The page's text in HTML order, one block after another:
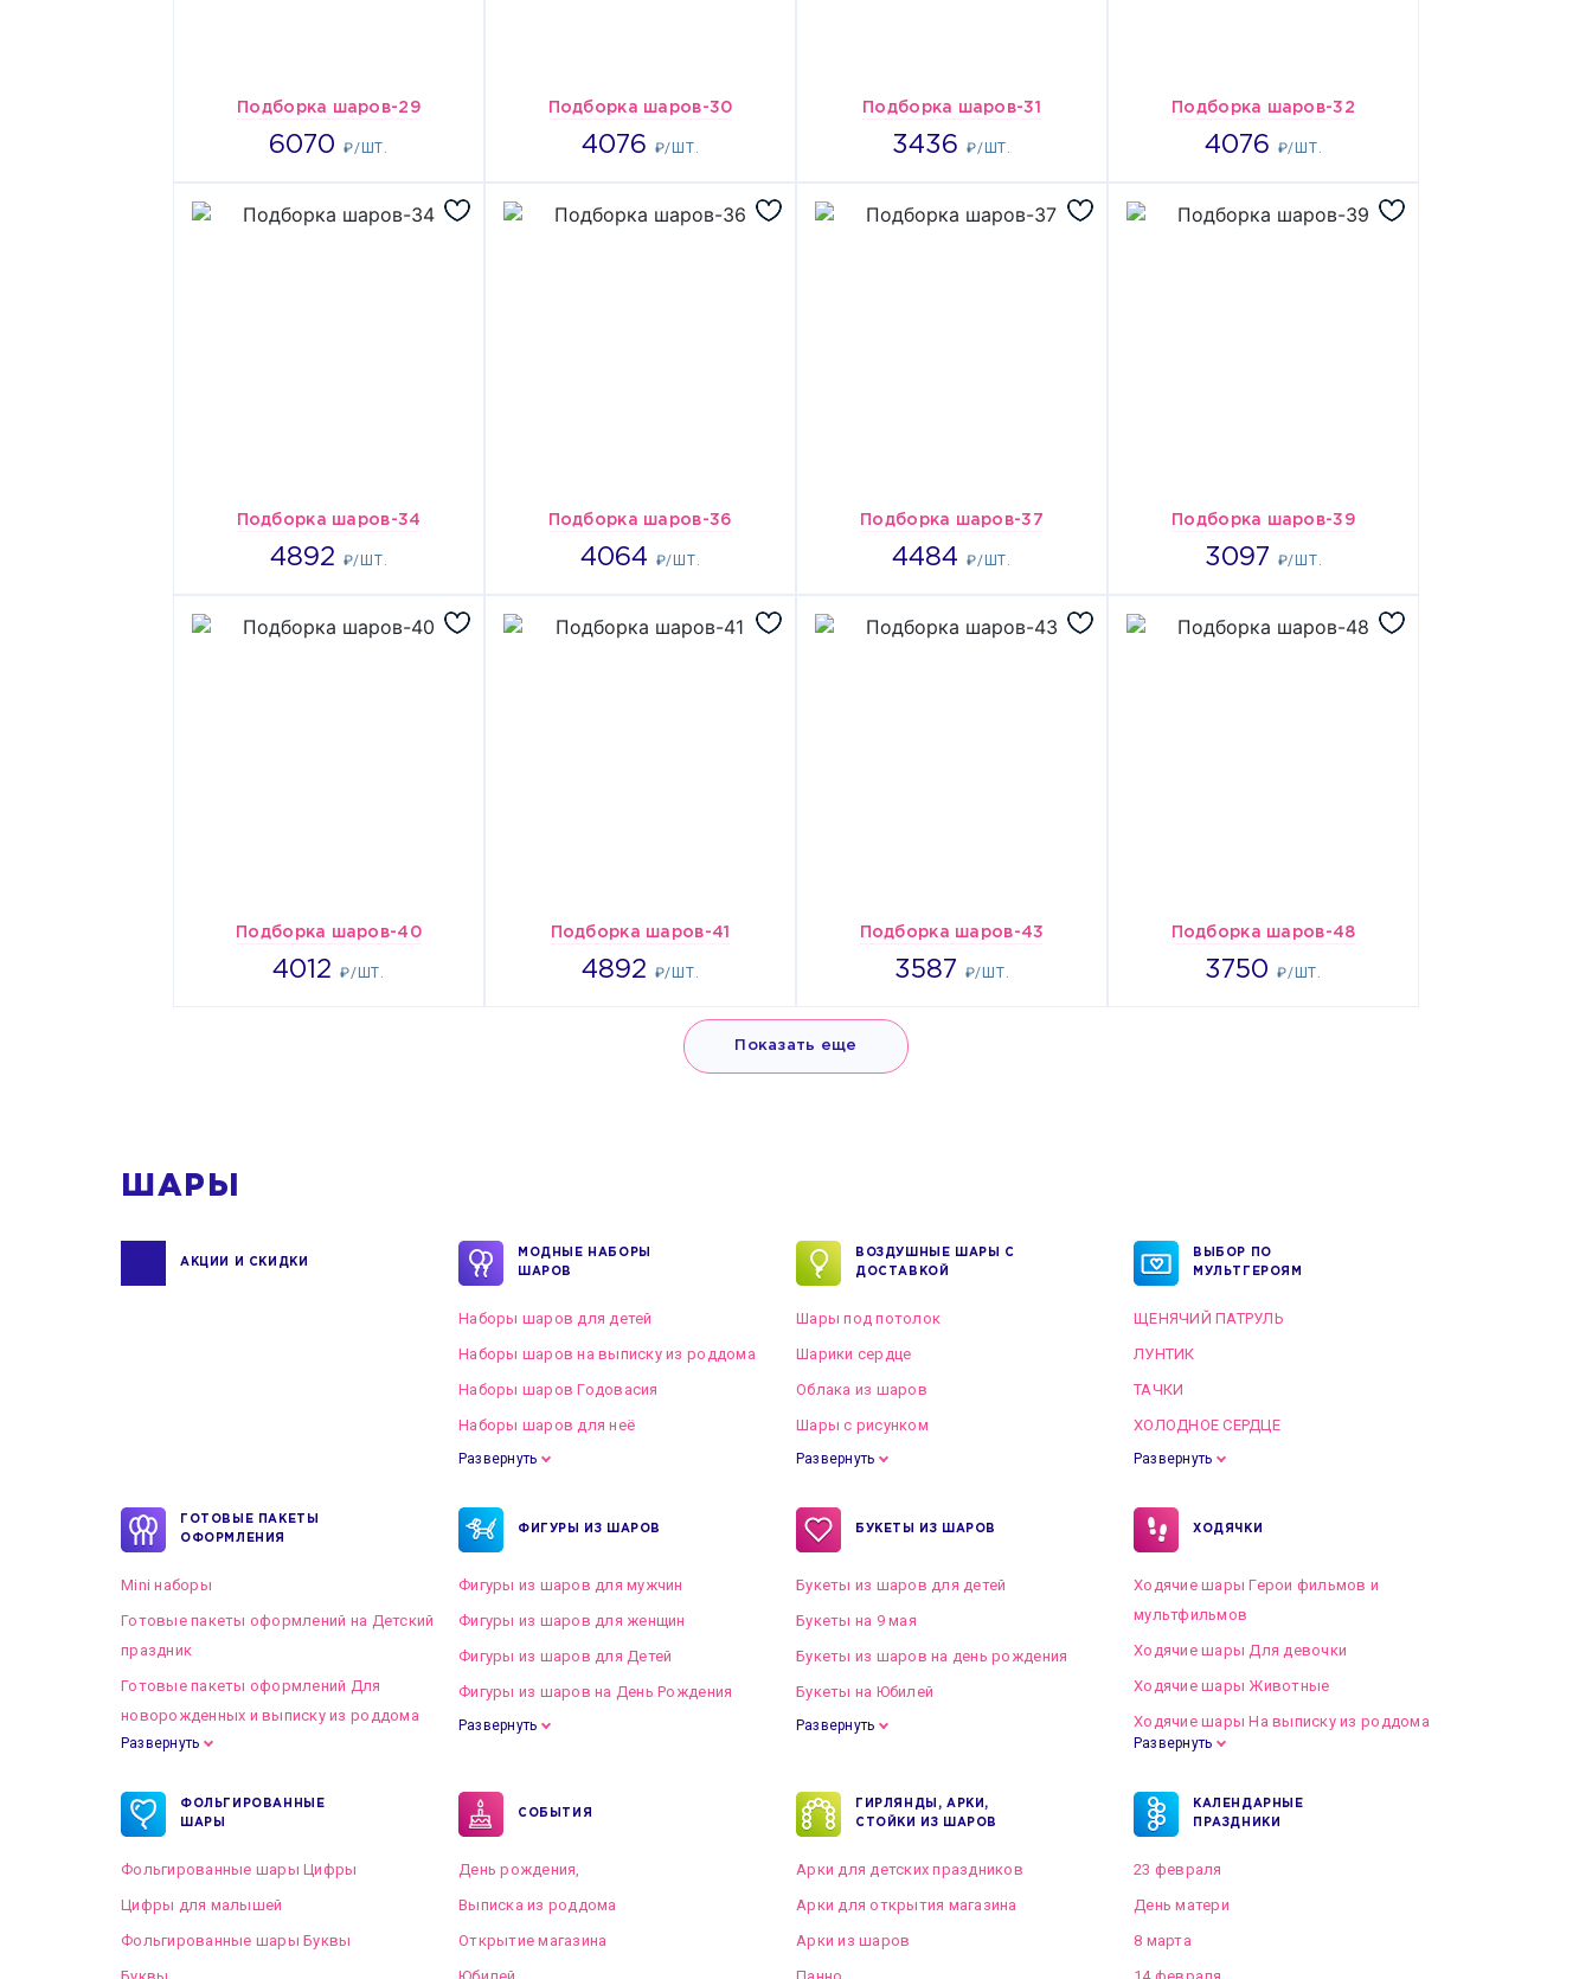
Подборка шаров-29
6070₽/ШТ.
6070 Подборка шаров-30
4076 ₽/ШТ.
4076 Подборка шаров-31
3436₽/ШТ.
3436 Подборка шаров-32
4076 ₽/ШТ.
4076
Подборка шаров-34
4892 ₽/ШТ.
4892 Подборка шаров-36
4064 ₽/ШТ.
4064 Подборка шаров-37
4484₽/ШТ.
4484 Подборка шаров-39
3097 ₽/ШТ.
3097
Подборка шаров-40
4012₽/ШТ.
4012 Подборка шаров-41
4892 ₽/ШТ.
4892 Подборка шаров-43
3587 ₽/ШТ.
3587 Подборка шаров-48
3750₽/ШТ.
3750
Показать еще
ШАРЫ
АКЦИИ И СКИДКИ
МОДНЫЕ НАБОРЫ
ШАРОВ
Наборы шаров для детей
Наборы шаров на выписку из роддома
Наборы шаров Годовасия
Наборы шаров для неё
Развернуть
ВОЗДУШНЫЕ ШАРЫ С
ДОСТАВКОЙ
Шары под потолок
Шарики сердце
Облака из шаров
Шары с рисунком
Развернуть
ВЫБОР ПО
МУЛЬТГЕРОЯМ
ЩЕНЯЧИЙ ПАТРУЛЬ
ЛУНТИК
ТАЧКИ
ХОЛОДНОЕ СЕРДЦЕ
Развернуть
ГОТОВЫЕ ПАКЕТЫ
ОФОРМЛЕНИЯ
Mini наборы
Готовые пакеты оформлений на Детский
праздник
Готовые пакеты оформлений Для
новорожденных и выписку из роддома
Готовые пакеты оформлений на Свадьбу
Развернуть
ФИГУРЫ ИЗ ШАРОВ
Фигуры из шаров для мужчин
Фигуры из шаров для женщин
Фигуры из шаров для Детей
Фигуры из шаров на День Рождения
Развернуть
БУКЕТЫ ИЗ ШАРОВ
Букеты из шаров для детей
Букеты на 9 мая
Букеты из шаров на день рождения
Букеты на Юбилей
Развернуть
ХОДЯЧКИ
Ходячие шары Герои фильмов и
мультфильмов
Ходячие шары Для девочки
Ходячие шары Животные
Ходячие шары На выписку из роддома
Развернуть
ФОЛЬГИРОВАННЫЕ
ШАРЫ
Фольгированные шары Цифры
Цифры для малышей
Фольгированные шары Буквы
СОБЫТИЯ
День рождения,
Выписка из роддома
Открытие магазина
ГИРЛЯНДЫ, АРКИ,
СТОЙКИ ИЗ ШАРОВ
Арки для детских праздников
Арки для открытия магазина
Арки из шаров
КАЛЕНДАРНЫЕ
ПРАЗДНИКИ
23 февраля
День матери
8 марта